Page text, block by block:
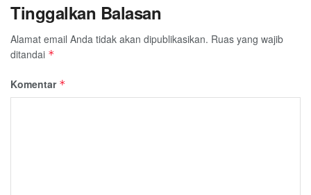
Tinggalkan Balasan
Alamat email Anda tidak akan dipublikasikan. Ruas yang wajib
ditandai *
Komentar *